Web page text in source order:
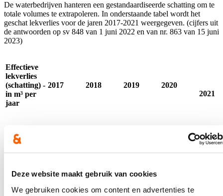
Deze website maakt gebruik van cookies
We gebruiken cookies om content en advertenties te
De waterbedrijven hanteren een gestandaardiseerde schatting om te
totale volumes te extrapoleren. In onderstaande tabel wordt het
geschat lekverlies voor de jaren 2017-2021 weergegeven. (cijfers uit
de antwoorden op sv 848 van 1 juni 2022 en van nr. 863 van 15 juni
2023)
Effectieve
lekverlies
(schatting) -
in m³ per
jaar
2017 2018 2019
2020
2021
Knokke-
Aquaduin
397.100 377.573 355.584